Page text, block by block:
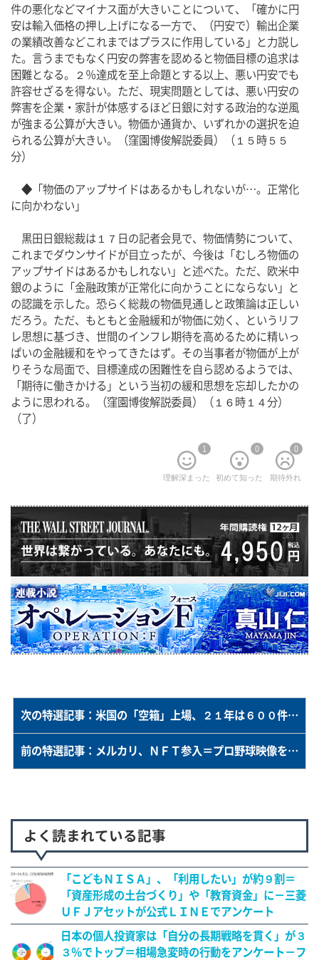
件の悪化などマイナス面が大きいことについて、「確かに円
安は輸入価格の押し上げになる一方で、（円安で）輸出企業
の業績改善などこれまではプラスに作用している」と力説し
た。言うまでもなく円安の弊害を認めると物価目標の追求は
困難となる。２％達成を至上命題とする以上、悪い円安でも
許容せざるを得ない。ただ、現実問題としては、悪い円安の
弊害を企業・家計が体感するほど日銀に対する政治的な逆風
が強まる公算が大きい。物価か通貨か、いずれかの選択を迫
られる公算が大きい。（窪園博俊解説委員）（１５時５５
分）
◆「物価のアップサイドはあるかもしれないが…。正常化
に向かわない」
黒田日銀総裁は１７日の記者会見で、物価情勢について、
これまでダウンサイドが目立ったが、今後は「むしろ物価の
アップサイドはあるかもしれない」と述べた。ただ、欧米中
銀のように「金融政策が正常化に向かうことにならない」と
の認識を示した。恐らく総裁の物価見通しと政策論は正しい
だろう。ただ、もともと金融緩和が物価に効く、というリフ
レ思想に基づき、世間のインフレ期待を高めるために精いっ
ぱいの金融緩和をやってきたはず。その当事者が物価が上が
りそうな局面で、目標達成の困難性を自ら認めるようでは、
「期待に働きかける」という当初の緩和思想を忘却したかの
ように思われる。（窪園博俊解説委員）（１６時１４分）
（了）
1
理解深まった
0
初めて知った
0
期待外れ
次の特選記事：米国の「空箱」上場、２１年は６００件に倍増＝「バブル終了」の声も
前の特選記事：メルカリ、ＮＦＴ参入＝プロ野球映像をデジタル販売
よく読まれている記事
「こどもＮＩＳＡ」、「利用したい」が約９割＝
「資産形成の土台づくり」や「教育資金」に－三菱
ＵＦＪアセットが公式ＬＩＮＥでアンケート
日本の個人投資家は「自分の長期戦略を貫く」が３
３％でトップ＝相場急変時の行動をアンケート－フ